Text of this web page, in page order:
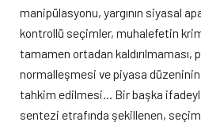
manipülasyonu, yargının siyasal
kontrollü seçimler, muhalefetin
tamamen ortadan
normalleşmesi ve piyasa
tahkim edilmesi… Bir başka
sentezi etrafında şekillenen,